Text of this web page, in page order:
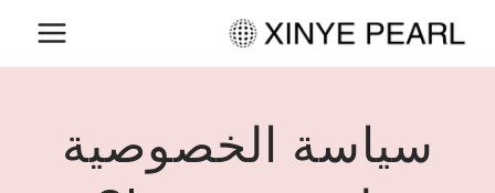
التجاوز
إلى
سياسة الخصوصية